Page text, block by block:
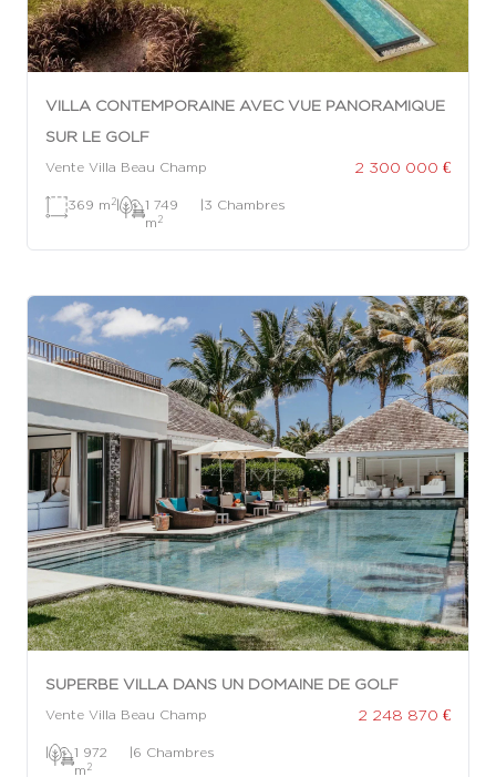
VILLA CONTEMPORAINE AVEC VUE PANORAMIQUE
SUR LE GOLF
Vente Villa Beau Champ 2 300 000 €
369 m 2|
1 749
m 2
|3 Chambres
SUPERBE VILLA DANS UN DOMAINE DE GOLF
Vente Villa Beau Champ 2 248 870 €
|
1 972
m 2
|6 Chambres